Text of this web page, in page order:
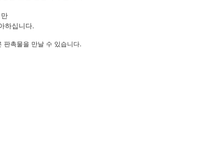
하십니다.
판촉물을 만날 수 있습니다.